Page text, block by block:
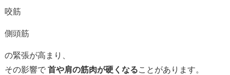
咬筋
側頭筋
の緊張が高まり、
その影響で 首や肩の筋肉が硬 く なること があり ます。